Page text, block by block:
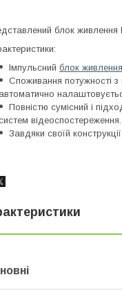
блок живлення
Імпульсний блок живлення
Споживання потужності
автоматично
Повністю сумісний і
відеоспостереження.
Завдяки своїй